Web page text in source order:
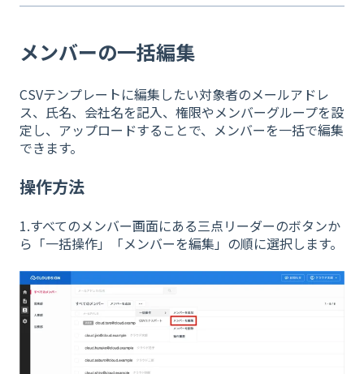
メンバーの一括編集
CSVテンプレートに編集したい対象者のメールアドレ
ス、氏名、会社名を記入、権限やメンバーグループを設
定し、アップロードすることで、メンバーを一括で編集
できます。
操作方法
1.すべてのメンバー画面にある三点リーダーのボタンか
ら「一括操作」「メンバーを編集」の順に選択します。